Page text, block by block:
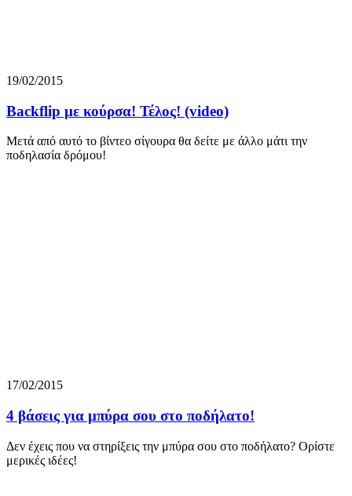
19/02/2015
Backflip με κούρσα! Τέλος! (video)
Μετά από αυτό το βίντεο σίγουρα θα δείτε με άλλο μάτι την
ποδηλασία δρόμου!
17/02/2015
4 βάσεις για μπύρα σου στο ποδήλατο!
Δεν έχεις που να στηρίξεις την μπύρα σου στο ποδήλατο? Ορίστε
μερικές ιδέες!